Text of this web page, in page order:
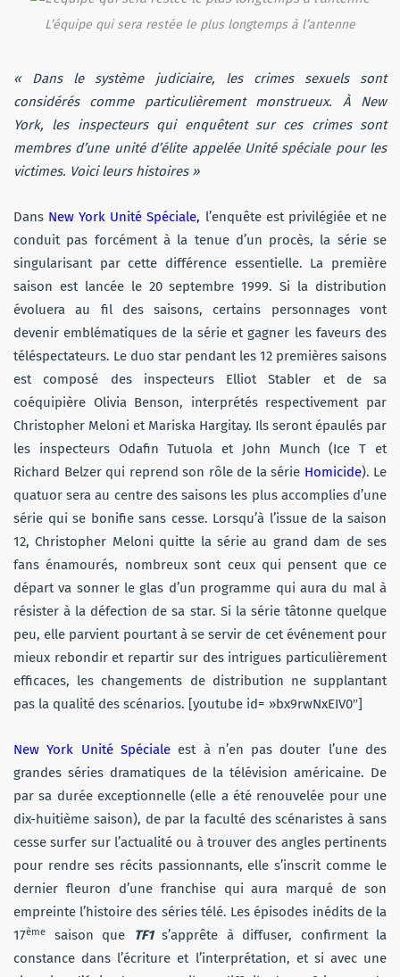
L’équipe qui sera restée le plus longtemps à l’antenne
« Dans le système judiciaire, les crimes sexuels sont
considérés comme particulièrement monstrueux. À New
York, les inspecteurs qui enquêtent sur ces crimes sont
membres d’une unité d’élite appelée Unité spéciale pour les
victimes. Voici leurs histoires »
Dans New York Unité Spéciale, l’enquête est privilégiée et ne
conduit pas forcément à la tenue d’un procès, la série se
singularisant par cette différence essentielle. La première
saison est lancée le 20 septembre 1999. Si la distribution
évoluera au fil des saisons, certains personnages vont
devenir emblématiques de la série et gagner les faveurs des
téléspectateurs. Le duo star pendant les 12 premières saisons
est composé des inspecteurs Elliot Stabler et de sa
coéquipière Olivia Benson, interprétés respectivement par
Christopher Meloni et Mariska Hargitay. Ils seront épaulés par
les inspecteurs Odafin Tutuola et John Munch (Ice T et
Richard Belzer qui reprend son rôle de la série Homicide). Le
quatuor sera au centre des saisons les plus accomplies d’une
série qui se bonifie sans cesse. Lorsqu’à l’issue de la saison
12, Christopher Meloni quitte la série au grand dam de ses
fans énamourés, nombreux sont ceux qui pensent que ce
départ va sonner le glas d’un programme qui aura du mal à
résister à la défection de sa star. Si la série tâtonne quelque
peu, elle parvient pourtant à se servir de cet événement pour
mieux rebondir et repartir sur des intrigues particulièrement
efficaces, les changements de distribution ne supplantant
pas la qualité des scénarios. [youtube id= »bx9rwNxEIV0″]
New York Unité Spécialeest à n’en pas douter l’une des
grandes séries dramatiques de la télévision américaine. De
par sa durée exceptionnelle (elle a été renouvelée pour une
dix-huitième saison), de par la faculté des scénaristes à sans
cesse surfer sur l’actualité ou à trouver des angles pertinents
pour rendre ses récits passionnants, elle s’inscrit comme le
dernier fleuron d’une franchise qui aura marqué de son
empreinte l’histoire des séries télé. Les épisodes inédits de la
17ème saison que TF1s’apprête à diffuser, confirment la
constance dans l’écriture et l’interprétation, et si avec une